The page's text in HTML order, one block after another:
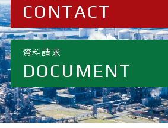
CONTACT
資料請求
DOCUMENT